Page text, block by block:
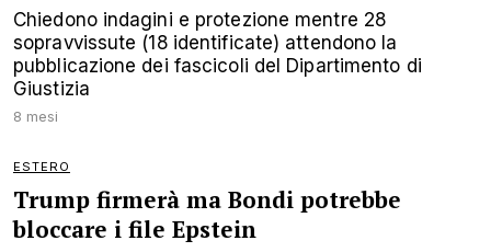
Chiedono indagini e protezione mentre 28
sopravvissute (18 identificate) attendono la
pubblicazione dei fascicoli del Dipartimento di
Giustizia
8 mesi
ESTERO
Trump firmerà ma Bondi potrebbe
bloccare i file Epstein